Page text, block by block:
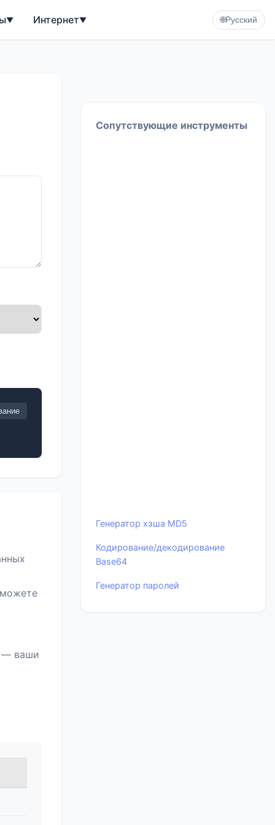
▼ Интернет▼ 🌐Русский
— ваши
Сопутствующие инструменты
Генератор хэша MD5
Кодирование/декодирование
Base64
Генератор паролей